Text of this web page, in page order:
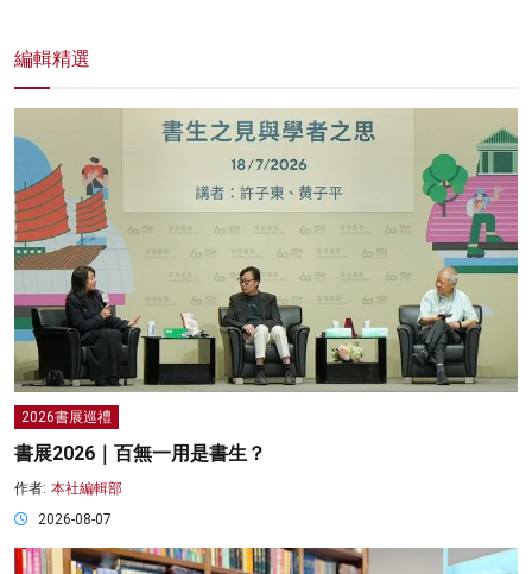
編輯精選
2026書展巡禮
書展2026｜百無一用是書生？
作者: 本社編輯部
2026-08-07